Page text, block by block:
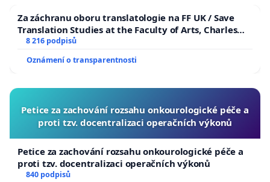
Za záchranu oboru translatologie na FF UK / Save
Translation Studies at the Faculty of Arts, Charles
University
8 216 podpisů
Oznámení o transparentnosti
Petice za zachování rozsahu onkourologické péče a
proti tzv. docentralizaci operačních výkonů
Petice za zachování rozsahu onkourologické péče a
proti tzv. docentralizaci operačních výkonů
840 podpisů